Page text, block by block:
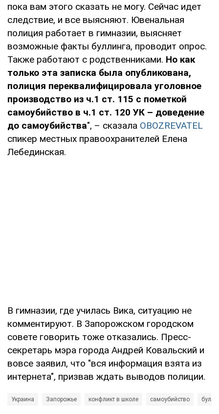
пока вам этого сказать не могу. Сейчас идет
следствие, и все выясняют. Ювенальная
полиция работает в гимназии, выясняет
возможные факты буллинга, проводит опрос.
Также работают с родственниками. Но как
только эта записка была опубликована,
полиция переквалифицировала уголовное
производство из ч.1 ст. 115 с пометкой
самоубийство в ч.1 ст. 120 УК – доведение
до самоубийства", – сказала OBOZREVATEL
спикер местных правоохранителей Елена
Лебединская.
В гимназии, где училась Вика, ситуацию не
комментируют. В Запорожском городском
совете говорить тоже отказались. Пресс-
секретарь мэра города Андрей Ковальский и
вовсе заявил, что "вся информация взята из
интернета", призвав ждать выводов полиции.
Украина Запорожье конфликт в школе самоубийство